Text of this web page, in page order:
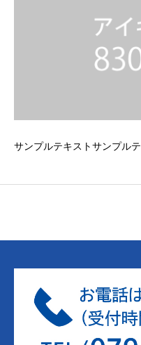
サンプルテキストサンプルテ